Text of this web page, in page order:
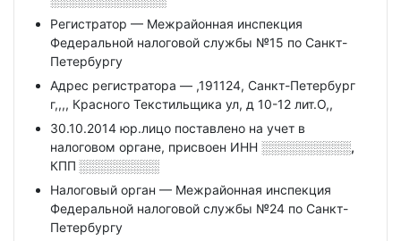
Регистратор — Межрайонная инспекция
Федеральной налоговой службы №15 по Санкт-
Петербургу
Адрес регистратора — ,191124, Санкт-Петербург
г,,,, Красного Текстильщика ул, д 10-12 лит.О,,
30.10.2014 юр.лицо поставлено на учет в
налоговом органе, присвоен ИНН ░░░░░░░░░░,
КПП ░░░░░░░░░
Налоговый орган — Межрайонная инспекция
Федеральной налоговой службы №24 по Санкт-
Петербургу